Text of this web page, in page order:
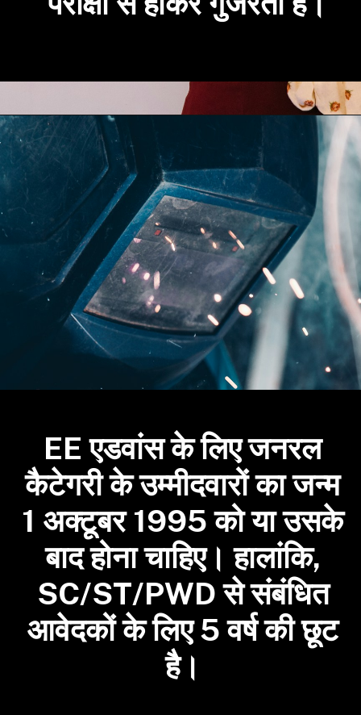
EE एडवांस के लिए जनरल
कैटेगरी के उम्मीदवारों का जन्म
1 अक्टूबर 1995 को या उसके
बाद होना चाहिए। हालांकि,
SC/ST/PWD से संबंधित
आवेदकों के लिए 5 वर्ष की छूट
है।